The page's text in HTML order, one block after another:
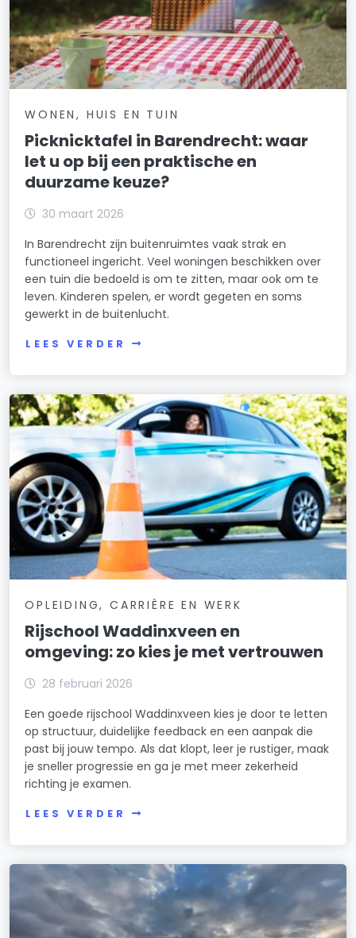
WONEN, HUIS EN TUIN
Picknicktafel in Barendrecht: waar
let u op bij een praktische en
duurzame keuze?
30 maart 2026
In Barendrecht zijn buitenruimtes vaak strak en
functioneel ingericht. Veel woningen beschikken over
een tuin die bedoeld is om te zitten, maar ook om te
leven. Kinderen spelen, er wordt gegeten en soms
gewerkt in de buitenlucht.
LEES VERDER
OPLEIDING, CARRIÈRE EN WERK
Rijschool Waddinxveen en
omgeving: zo kies je met vertrouwen
28 februari 2026
Een goede rijschool Waddinxveen kies je door te letten
op structuur, duidelijke feedback en een aanpak die
past bij jouw tempo. Als dat klopt, leer je rustiger, maak
je sneller progressie en ga je met meer zekerheid
richting je examen.
LEES VERDER